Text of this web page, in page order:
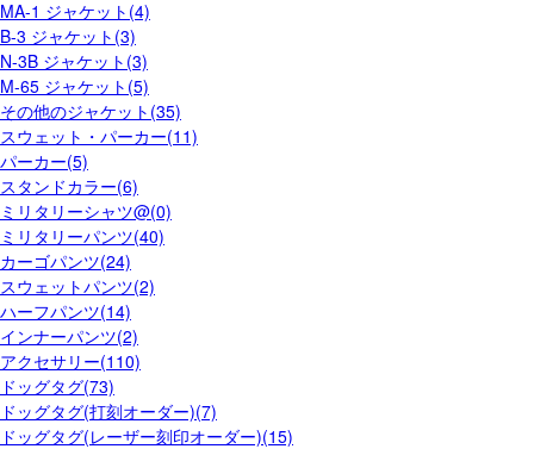
MA-1 ジャケット(4)
B-3 ジャケット(3)
N-3B ジャケット(3)
M-65 ジャケット(5)
その他のジャケット(35)
スウェット・パーカー(11)
パーカー(5)
スタンドカラー(6)
ミリタリーシャツ@(0)
ミリタリーパンツ(40)
カーゴパンツ(24)
スウェットパンツ(2)
ハーフパンツ(14)
インナーパンツ(2)
アクセサリー(110)
ドッグタグ(73)
ドッグタグ(打刻オーダー)(7)
ドッグタグ(レーザー刻印オーダー)(15)